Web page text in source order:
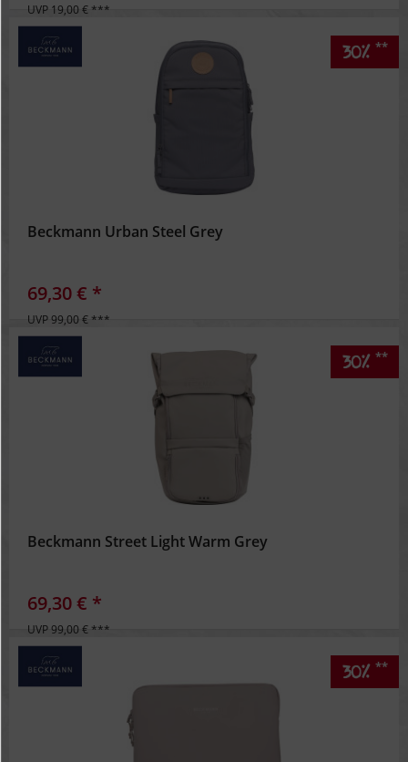
UVP 19,00 € ***
30% **
Beckmann Urban Steel Grey
69,30 € *
UVP 99,00 € ***
30% **
Beckmann Street Light Warm Grey
69,30 € *
UVP 99,00 € ***
30% **